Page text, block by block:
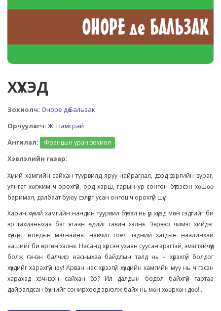
ХҮҮХЭД
Зохиолч: Оноре дө Бальзак
Орчуулагч: Ж. Намсрай
Ангилал:
Францын уран зохиол
Хэвлэлийн газар:
Хүний хамгийн сайхан туурвилд яруу найраглал, дээд зэргийн зураг,
уянгат хөгжим ч орохгүй, орд харш, гарын ур сонгон бүтээсэн хөшөө
баримал, далбаат буюу сэлүүрт усан онгоц ч орохгүй шүү.
Харин хүний хамгийн нандин туурвил бүтээл нь үр хүүхэд мөн гэдгийг би
эр тахианыхаа бат ягаан өдийг тавин хэлнэ. Эврээр чимэг хийдэг
хүндэт ноёдын магнайны навчит гоёл тэдний хатдын наалинхай
аашийг би өргөн хэлнэ. Насанд хүрсэн ухаан суусан эрэгтэй, эмэгтэйчүүд
болж гэнэн балчир насныхаа байдлын талд нь ч хүрэхгүй болдог
хүүхдийг харахгүй юу! Арван нас хүрээгүй хүүхдийн хамгийн муу нь ч гэсэн
харахад хэчнээн сайхан бэ? Ил далдын бодол байхгүй гартаа
дайралдсан бүхнийг сонирхоод эрхэлж байх нь мөн хөөрхөн дөө!..